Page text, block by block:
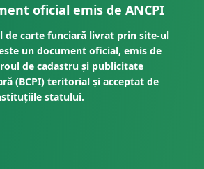
oficial emis de ANCPI
de carte funciară livrat prin site-ul
un document oficial, emis de
de cadastru și publicitate
(BCPI) teritorial și acceptat de
statului.